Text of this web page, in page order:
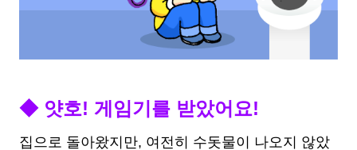
◆ 얏호! 게임기를 받았어요!
집으로 돌아왔지만, 여전히 수돗물이 나오지 않았